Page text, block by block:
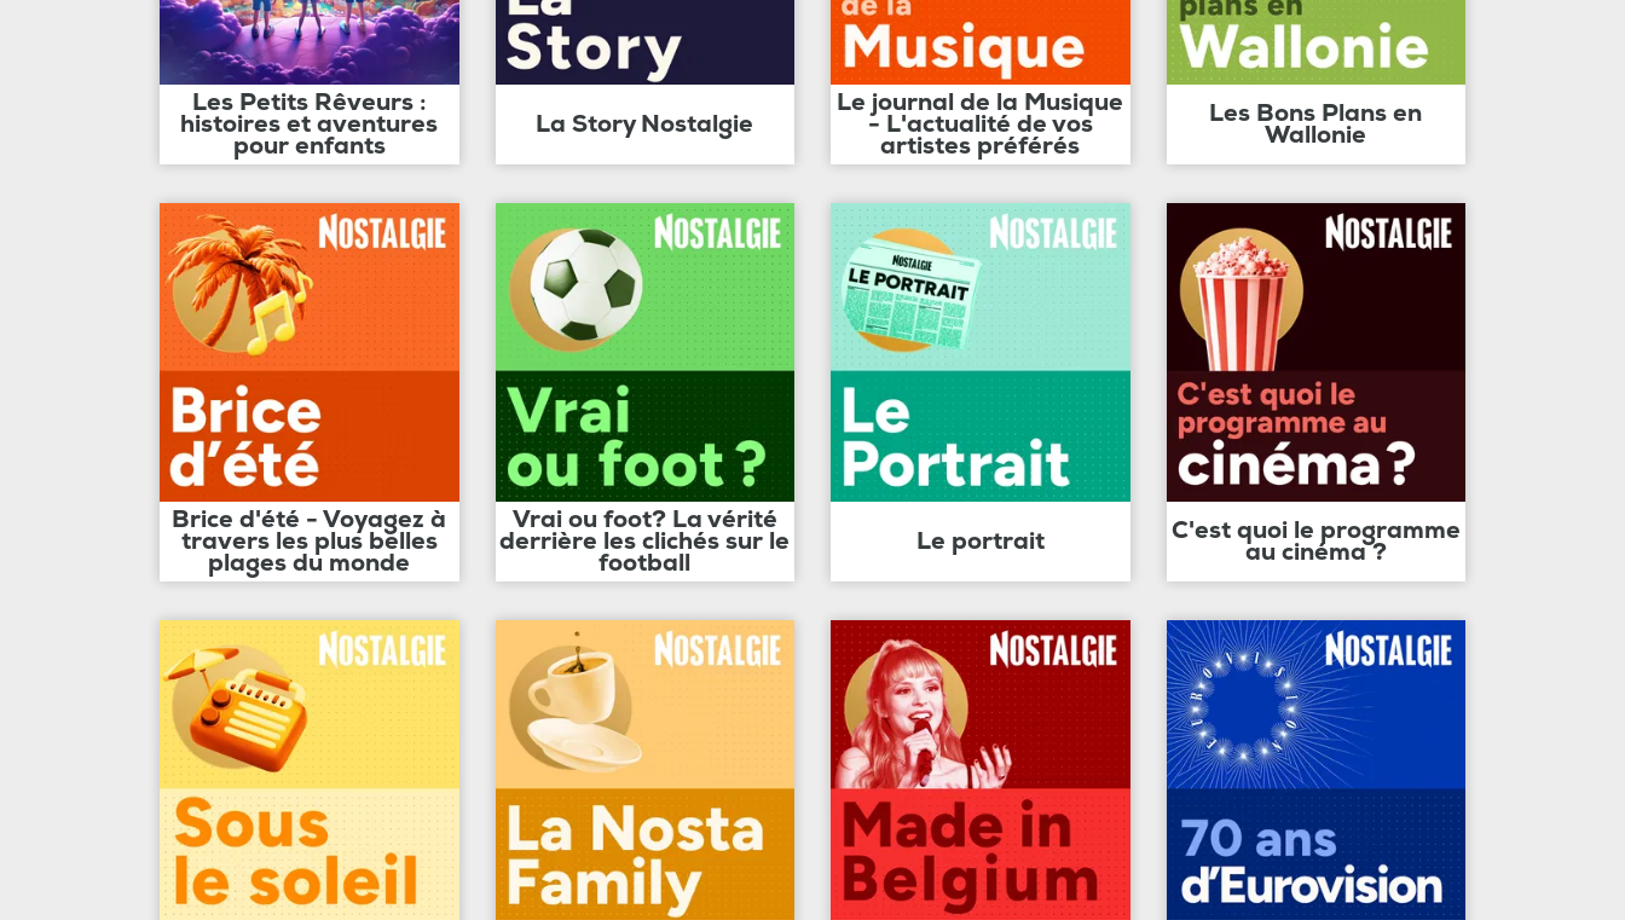
Les Petits Rêveurs :
histoires et aventures
pour enfants
La Story Nostalgie
Le journal de la Musique
- L'actualité de vos
artistes préférés
Les Bons Plans en
Wallonie
Brice d'été - Voyagez à
travers les plus belles
plages du monde
Vrai ou foot? La vérité
derrière les clichés sur le
football
Le portrait C'est quoi le programme
au cinéma ?